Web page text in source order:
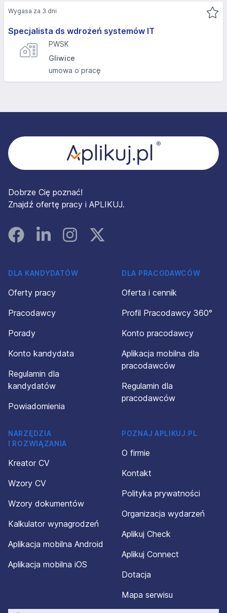
Specjalista ds wdrożeń systemów IT
PWSK
Gliwice
umowa o pracę
Wygasa za 3 dni
Dobrze Cię poznać!
Znajdź ofertę pracy i APLIKUJ.
FacebookLinked InInstagramInstagram
DLA KANDYDATÓW
Oferty pracy
Pracodawcy
Porady
Konto kandydata
Regulamin dla
kandydatów
Powiadomienia
DLA PRACODAWCÓW
Oferta i cennik
Profil Pracodawcy 360°
Konto pracodawcy
Aplikacja mobilna dla
pracodawców
Regulamin dla
pracodawców
NARZĘDZIA
I ROZWIĄZANIA
Kreator CV
Wzory CV
Wzory dokumentów
Kalkulator wynagrodzeń
Aplikacja mobilna Android
Aplikacja mobilna iOS
POZNAJ APLIKUJ.PL
O firmie
Kontakt
Polityka prywatności
Organizacja wydarzeń
Aplikuj Check
Aplikuj Connect
Dotacja
Mapa serwisu